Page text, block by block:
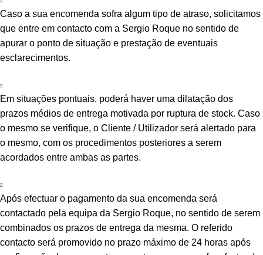
Caso a sua encomenda sofra algum tipo de atraso, solicitamos
que entre em contacto com a Sergio Roque no sentido de
apurar o ponto de situação e prestação de eventuais
esclarecimentos.
Em situações pontuais, poderá haver uma dilatação dos
prazos médios de entrega motivada por ruptura de stock. Caso
o mesmo se verifique, o Cliente / Utilizador será alertado para
o mesmo, com os procedimentos posteriores a serem
acordados entre ambas as partes.
Após efectuar o pagamento da sua encomenda será
contactado pela equipa da Sergio Roque, no sentido de serem
combinados os prazos de entrega da mesma. O referido
contacto será promovido no prazo máximo de 24 horas após